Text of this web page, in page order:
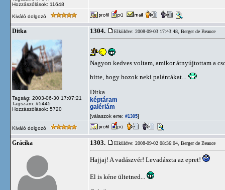
Hozzászólások: 11648
Kiváló dolgozó
Ditka
Tagság: 2003-06-30 17:07:21
Tagszám: #5445
Hozzászólások: 5720
1304. Elküldve: 2008-09-03 17:43:48, Berger de Beauce
Nagyon kedves voltam, amikor átnyújtottam a
hitte, hogy hozok neki palántákat...
Ditka
képtáram
galériám
[válaszok erre: #1305]
Kiváló dolgozó
Grácika 1303. Elküldve: 2008-09-02 08:36:04, Berger de Beauce
Hajjaj! A vadászvér! Levadászta az epret!
El is kéne ültetned...